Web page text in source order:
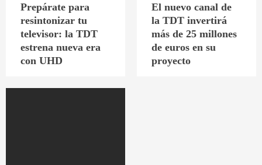
Prepárate para
resintonizar tu
televisor: la TDT
estrena nueva era
con UHD
El nuevo canal de
la TDT invertirá
más de 25 millones
de euros en su
proyecto